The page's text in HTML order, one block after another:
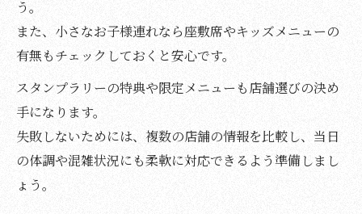
う。
また、小さなお子様連れなら座敷席やキッズメニューの
有無もチェックしておくと安心です。
スタンプラリーの特典や限定メニューも店舗選びの決め
手になります。
失敗しないためには、複数の店舗の情報を比較し、当日
の体調や混雑状況にも柔軟に対応できるよう準備しまし
ょう。